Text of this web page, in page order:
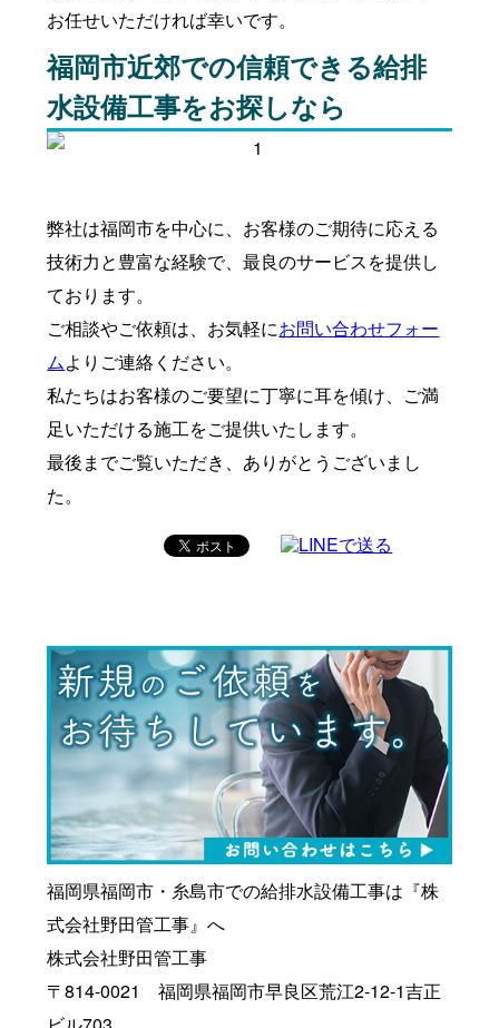
お任せいただければ幸いです。
福岡市近郊での信頼できる給排
水設備工事をお探しなら
弊社は福岡市を中心に、お客様のご期待に応える
技術力と豊富な経験で、最良のサービスを提供し
ております。
ご相談やご依頼は、お気軽にお問い合わせフォー
ムよりご連絡ください。
私たちはお客様のご要望に丁寧に耳を傾け、ご満
足いただける施工をご提供いたします。
最後までご覧いただき、ありがとうございまし
た。
福岡県福岡市・糸島市での給排水設備工事は『株
式会社野田管工事』へ
株式会社野田管工事
〒814-0021 福岡県福岡市早良区荒江2-12-1吉正